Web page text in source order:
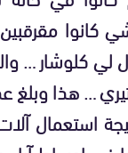
كانوا
كلوشار …
… هذا وبلغ
استعمال